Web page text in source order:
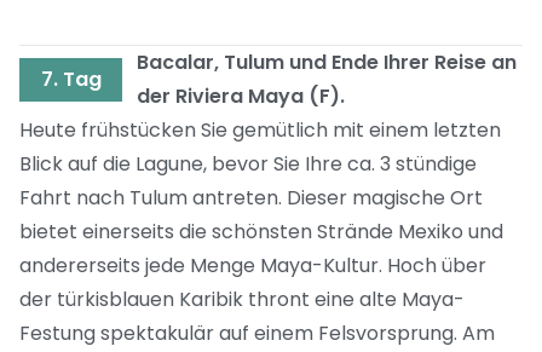
7. Tag
Bacalar, Tulum und Ende Ihrer Reise an
der Riviera Maya (F).
Heute frühstücken Sie gemütlich mit einem letzten
Blick auf die Lagune, bevor Sie Ihre ca. 3 stündige
Fahrt nach Tulum antreten. Dieser magische Ort
bietet einerseits die schönsten Strände Mexiko und
andererseits jede Menge Maya-Kultur. Hoch über
der türkisblauen Karibik thront eine alte Maya-
Festung spektakulär auf einem Felsvorsprung. Am